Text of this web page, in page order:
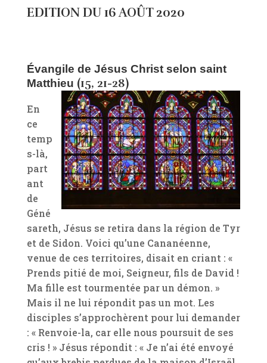
EDITION DU 16 AOÛT 2020
Évangile de Jésus Christ selon saint
Matthieu (15, 21-28)
En
ce
temp
s-là,
part
ant
de
Géné
sareth, Jésus se retira dans la région de Tyr
et de Sidon. Voici qu’une Cananéenne,
venue de ces territoires, disait en criant : «
Prends pitié de moi, Seigneur, fils de David !
Ma fille est tourmentée par un démon. »
Mais il ne lui répondit pas un mot. Les
disciples s’approchèrent pour lui demander
: « Renvoie-la, car elle nous poursuit de ses
cris ! » Jésus répondit : « Je n’ai été envoyé